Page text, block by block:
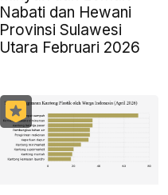
Nabati dan Hewani
Provinsi Sulawesi
Utara Februari 2026